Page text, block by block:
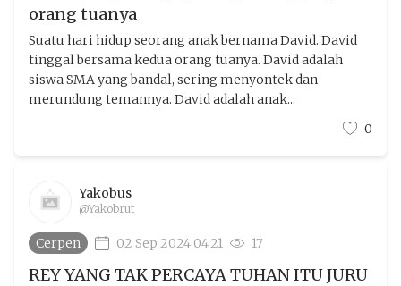
orang tuanya
Suatu hari hidup seorang anak bernama David. David
tinggal bersama kedua orang tuanya. David adalah
siswa SMA yang bandal, sering menyontek dan
merundung temannya. David adalah anak...
0
Yakobus
@Yakobrut
Cerpen 02 Sep 2024 04:21 17
REY YANG TAK PERCAYA TUHAN ITU JURU